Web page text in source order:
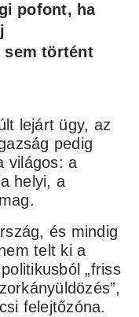
pofont, ha
sem történt
lejárt ügy, az
pedig
világos: a
helyi, a
és mindig
telt ki a
„friss
felejtőzóna.